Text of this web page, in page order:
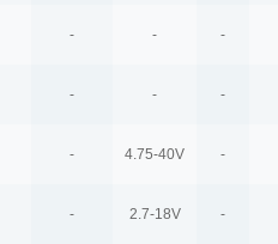
- - -
- - -
- 4.75-40V -
- 2.7-18V -